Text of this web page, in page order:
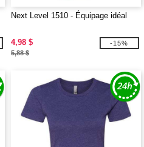
Next Level 1510 - Équipage idéal
4,98 $
5,88 $
-15%